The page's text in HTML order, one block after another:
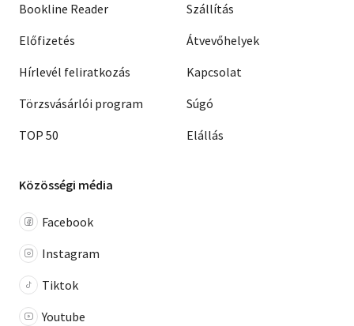
Bookline Reader
Előfizetés
Hírlevél feliratkozás
Törzsvásárlói program
TOP 50
Szállítás
Átvevőhelyek
Kapcsolat
Súgó
Elállás
Közösségi média
Facebook
Instagram
Tiktok
Youtube